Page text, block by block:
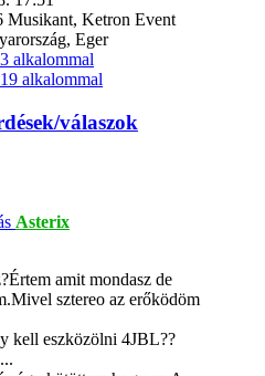
Musikant, Ketron Event
Eger
alkalommal
alkalommal
válaszok
Asterix
amit mondasz de
sztereo az erőködöm
kell eszközölni 4JBL??